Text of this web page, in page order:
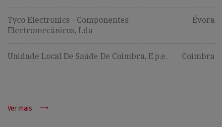
Tyco Electronics - Componentes
Electromecânicos, Lda
Évora
Unidade Local De Saúde De Coimbra, E.p.e. Coimbra
Ver mais